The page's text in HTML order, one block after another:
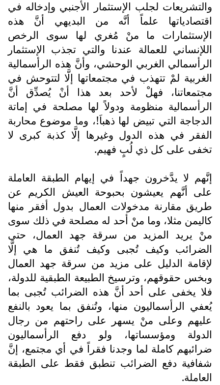
والتشريعات لجلب الإستثمار الأجنبي وإدخاله في
اقتصادياتها علماً أنَّه من البديهي أنَّ هذه
الإستثمارات ما منْ مُغري لها سوى الرخص
اللإنساني للعمالة عندنا والتي تجذب الإستثمار
الرأسمالي الغربي الوحشي، وأنَّ هذه الرأسمالية
الغربية لمْ تتهذب في مجتمعاتها إلَّا لتتوحش في
مجتمعاتنا، فهلْ لأحد بعد هذا أنْ يُصدِّق أنَّ
الرأسمالية منظومة ودولاً لها مصلحة في إماتة
الدجاجة التي تبيض لها ذهباَ!، وما موضوع محاربة
الفقر في هذه الدول وغيرها إلَّا كذبة كبرى لا
تخفى على كل ذي لُبٍ فهيم.
إنَّهم لا يدَّخرون جهداً في إيهام الطبقة العاملة
على أنَّهم يعيشون بحبوحة العيش الكريم عن
طريق مقارنة مدخولات العمال بدول أفقر منها
كاليمن مثلا، وما منْ أحد له مصلحة في ذلك سوى
منْ يريد المزيد من سرقة جهد العمال، حتى
الضرائب وكيف تُجبى وكيف تُنفق ما هي إلَّا
لإقامة الدليل على مزيد من سرقة جهد العمال
وبخس حقوقهم، وترسيخ الطبيعة الطبقية للدولة،
فلا يخفى على أحد أنَّ هذه الضرائب تُجبى بما
يُعفي الرأسماليون منها، وتُنفق بما يعود بالنفع
عليهم وعلى منْ يسهر على راحتهم من رجال
الدولة ومؤسساتها، ولو دفع الرأسماليون
ضرائبهم كاملة لما وجدنا فقراً في أي مجتمع، إنَّ
شفافية دفع الضرائب تنطبق فقط على الطبقة
العاملة.